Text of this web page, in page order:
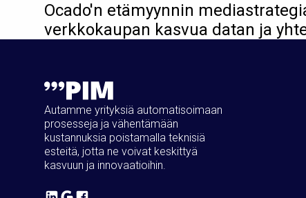
Ocado'n etämyynnin
verkkokaupan kasvua datan ja
Autamme yrityksiä automatisoimaan
prosesseja ja vähentämään
kustannuksia poistamalla teknisiä
esteitä, jotta ne voivat keskittyä
kasvuun ja innovaatioihin.